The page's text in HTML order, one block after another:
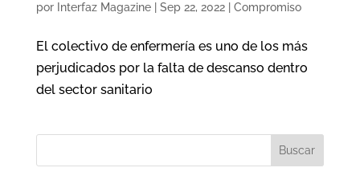
por Interfaz Magazine| Sep 22, 2022| Compromiso
El colectivo de enfermería es uno de los más
perjudicados por la falta de descanso dentro
del sector sanitario
Buscar